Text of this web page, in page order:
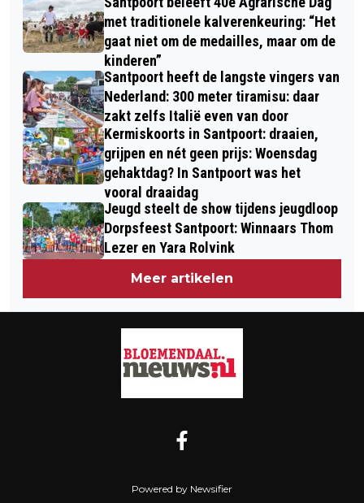
met traditionele kalverenkeuring: “Het
gaat niet om de medailles, maar om de
kinderen”
Santpoort heeft de langste vingers van
Nederland: 300 meter tiramisu: daar
zakt zelfs Italië even van door
Kermiskoorts in Santpoort: draaien,
grijpen en nét geen prijs: Woensdag
gehaktdag? In Santpoort was het
vooral draaidag
Jeugd steelt de show tijdens jeugdloop
Dorpsfeest Santpoort: Winnaars Thom
Lezer en Yara Rolvink
Meer artikelen
Powered by Newsifier